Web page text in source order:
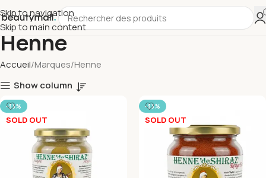
Skip to navigation
Skip to main content
Henne
Accueil Marques Henne
Show column
-33%
SOLD OUT
-33%
SOLD OUT